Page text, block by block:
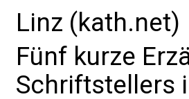
Linz (kath.net)
Fünf kurze
Schriftstellers